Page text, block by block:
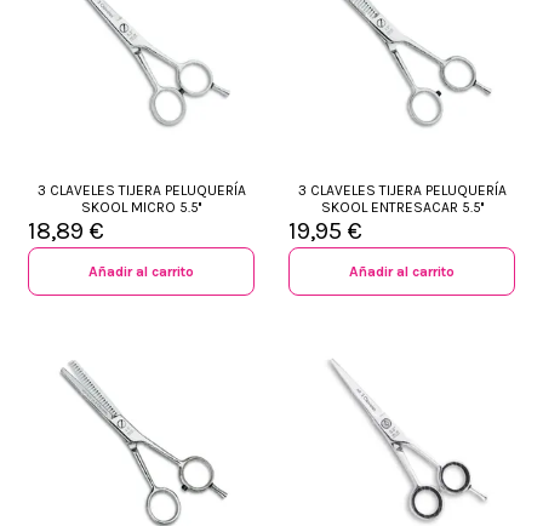
3 CLAVELES TIJERA PELUQUERÍA
SKOOL MICRO 5.5''
18,89 €
Añadir al carrito
3 CLAVELES TIJERA PELUQUERÍA
SKOOL ENTRESACAR 5.5''
19,95 €
Añadir al carrito